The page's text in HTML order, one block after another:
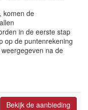
komen de
in de eerste stap
op de puntenrekening
na de
Bekijk de aanbieding